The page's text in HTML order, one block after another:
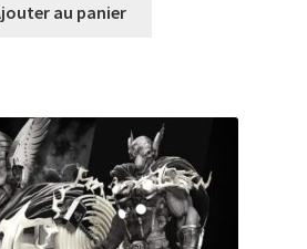
au panier